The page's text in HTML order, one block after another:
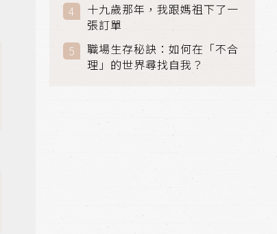
十九歲那年，我跟媽祖下了一
張訂單
職場生存秘訣：如何在「不合
理」的世界尋找自我？